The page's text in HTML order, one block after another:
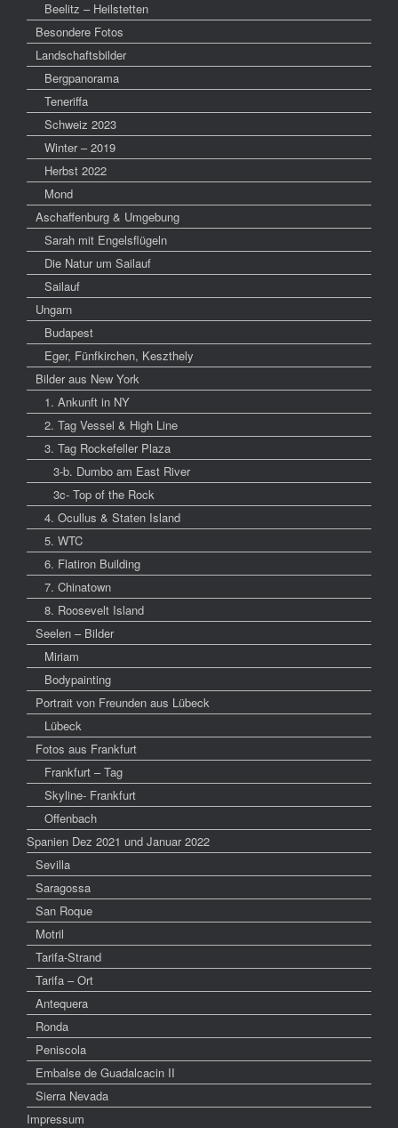
Beelitz – Heilstetten
Besondere Fotos
Landschaftsbilder
Bergpanorama
Teneriffa
Schweiz 2023
Winter – 2019
Herbst 2022
Mond
Aschaffenburg & Umgebung
Sarah mit Engelsflügeln
Die Natur um Sailauf
Sailauf
Ungarn
Budapest
Eger, Fünfkirchen, Keszthely
Bilder aus New York
1. Ankunft in NY
2. Tag Vessel & High Line
3. Tag Rockefeller Plaza
3-b. Dumbo am East River
3c- Top of the Rock
4. Ocullus & Staten Island
5. WTC
6. Flatiron Building
7. Chinatown
8. Roosevelt Island
Seelen – Bilder
Miriam
Bodypainting
Portrait von Freunden aus Lübeck
Lübeck
Fotos aus Frankfurt
Frankfurt – Tag
Skyline- Frankfurt
Offenbach
Spanien Dez 2021 und Januar 2022
Sevilla
Saragossa
San Roque
Motril
Tarifa-Strand
Tarifa – Ort
Antequera
Ronda
Peniscola
Embalse de Guadalcacin II
Sierra Nevada
Impressum